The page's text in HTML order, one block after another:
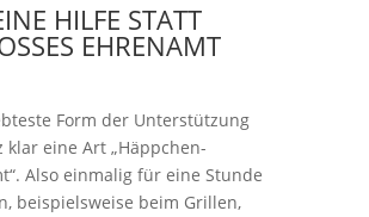
HILFE STATT
EHRENAMT
Form der Unterstützung
klar eine Art „Häppchen-
Also einmalig für eine Stunde
beispielsweise beim Grillen,